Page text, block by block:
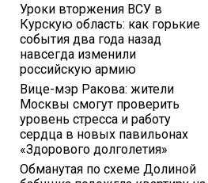
Уроки вторжения ВСУ в
Курскую область: как горькие
события два года назад
навсегда изменили
российскую армию
Вице-мэр Ракова: жители
Москвы смогут проверить
уровень стресса и работу
сердца в новых павильонах
«Здорового долголетия»
Обманутая по схеме Долиной